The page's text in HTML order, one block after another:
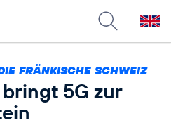
FRÄNKISCHE SCHWEIZ
5G zur